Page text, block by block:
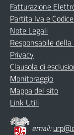
Fatturazione
Partita Iva e
Note Legali
Responsabile
Privacy
Clausola di
Monitoraggio
Mappa del sito
Link Utili
email: